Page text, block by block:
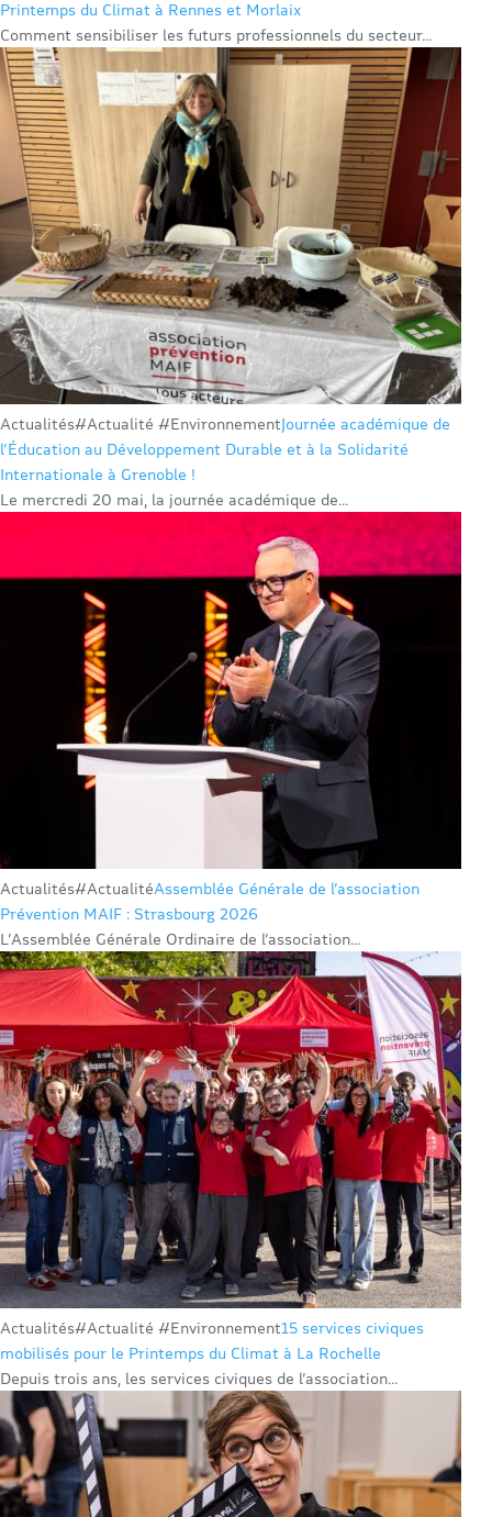
Printemps du Climat à Rennes et Morlaix
Comment sensibiliser les futurs professionnels du secteur...
Actualités#Actualité #EnvironnementJournée académique de
l’Éducation au Développement Durable et à la Solidarité
Internationale à Grenoble !
Le mercredi 20 mai, la journée académique de...
Actualités#ActualitéAssemblée Générale de l’association
Prévention MAIF : Strasbourg 2026
L’Assemblée Générale Ordinaire de l’association...
Actualités#Actualité #Environnement15 services civiques
mobilisés pour le Printemps du Climat à La Rochelle
Depuis trois ans, les services civiques de l’association...